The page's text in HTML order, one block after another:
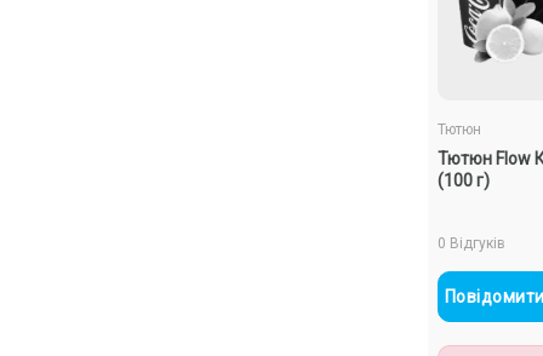
Тютюн
Тютюн Flow
(100 г)
0 Відгуків